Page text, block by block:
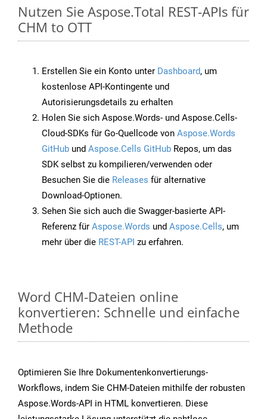
Nutzen Sie Aspose.Total REST-APIs für
CHM to OTT
Erstellen Sie ein Konto unter Dashboard, um
kostenlose API-Kontingente und
Autorisierungsdetails zu erhalten
Holen Sie sich Aspose.Words- und Aspose.Cells-
Cloud-SDKs für Go-Quellcode von Aspose.Words
GitHub und Aspose.Cells GitHub Repos, um das
SDK selbst zu kompilieren/verwenden oder
Besuchen Sie die Releases für alternative
Download-Optionen.
Sehen Sie sich auch die Swagger-basierte API-
Referenz für Aspose.Words und Aspose.Cells, um
mehr über die REST-API zu erfahren.
Word CHM-Dateien online
konvertieren: Schnelle und einfache
Methode
Optimieren Sie Ihre Dokumentenkonvertierungs-
Workflows, indem Sie CHM-Dateien mithilfe der robusten
Aspose.Words-API in HTML konvertieren. Diese